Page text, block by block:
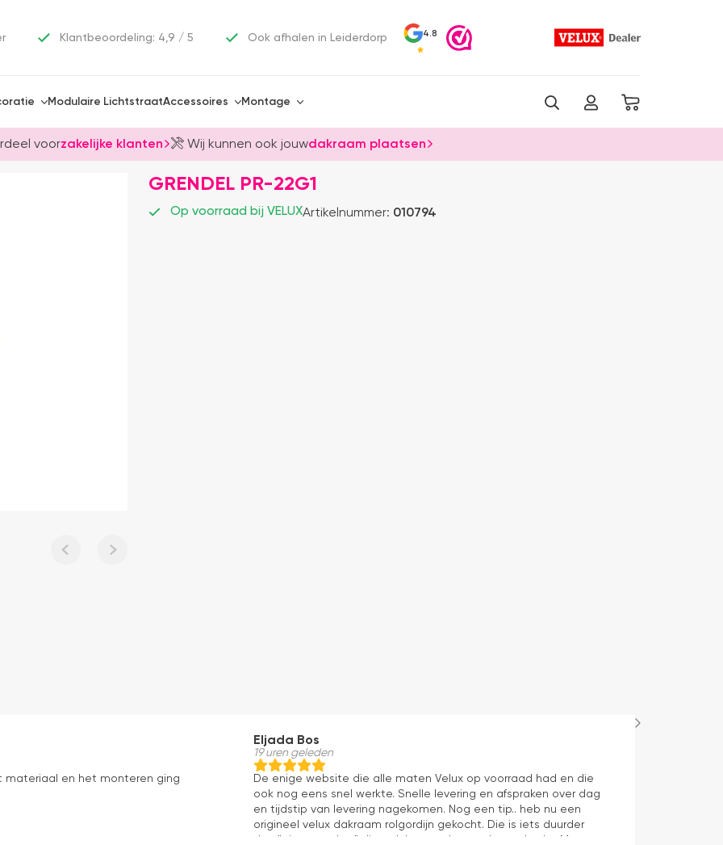
Klantbeoordeling: 4,9 / 5 Ook afhalen in Leiderdorp 4.8
Modulaire LichtstraatAccessoires Montage
voorzakelijke klanten Wij kunnen ook jouwdakraam plaatsen
GRENDEL PR-22G1
Op voorraad bij VELUXArtikelnummer: 010794
materiaal en het monteren ging
Eljada Bos
19 uren geleden
De enige website die alle maten Velux op voorraad had en die
ook nog eens snel werkte. Snelle levering en afspraken over dag
en tijdstip van levering nagekomen. Nog een tip.. heb nu een
origineel velux dakraam rolgordijn gekocht. Die is iets duurder